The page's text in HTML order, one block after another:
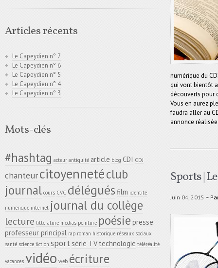
numérique du
qui vont bientôt
découverts pour
Vous en aurez
faudra aller au
annonce
Sports |
Juin 04, 2015 ~
Articles récents
Le Capeydien n° 7
Le Capeydien n° 6
Le Capeydien n° 5
Le Capeydien n° 4
Le Capeydien n° 3
Mots-clés
#hashtag acteur antiquité article blog CDI CDJ
chanteurcitoyennetéclub
journal cours CVC délégués film identité
numérique internet journal du collège
lecture littérature médias peinture poésie presse
professeur principal rap roman historique réseaux sociaux
santé science fiction sportsérie TV technologie téléréalité
vacances vidéo web écriture